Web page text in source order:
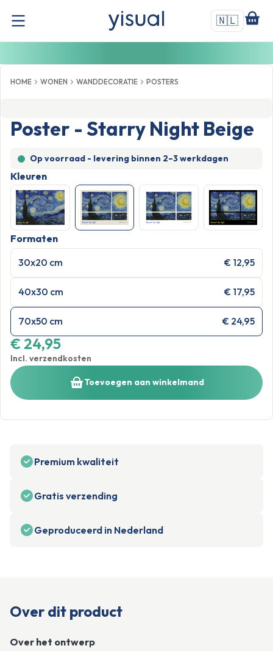
🇳🇱
HOME WONEN WANDDECORATIE POSTERS
Poster - Starry Night Beige
Op voorraad - levering binnen 2–3 werkdagen
Kleuren
Formaten
30x20 cm
€ 12,95
40x30 cm € 17,95
70x50 cm € 24,95
€ 24,95
Incl. verzendkosten
Toevoegen aan winkelmand
Premium kwaliteit
Gratis verzending
Geproduceerd in Nederland
Over dit product
Over het ontwerp